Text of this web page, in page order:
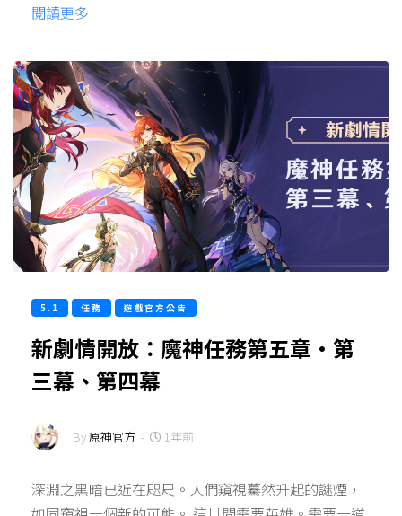
閱讀更多
5.1 任務 遊戲官方公告
新劇情開放：魔神任務第五章·第
三幕、第四幕
By原神官方 - 1年前
深淵之黑暗已近在咫尺。人們窺視驀然升起的謎煙，